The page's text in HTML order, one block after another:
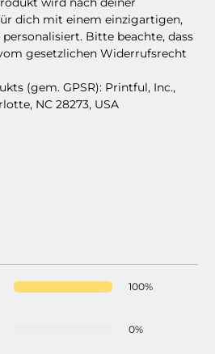
dich mit einem einzigartigen,
Bitte beachte, dass
gesetzlichen Widerrufsrecht
(gem. GPSR): Printful, Inc.,
NC 28273, USA
von 5 von 5 Sternen
100%
0%